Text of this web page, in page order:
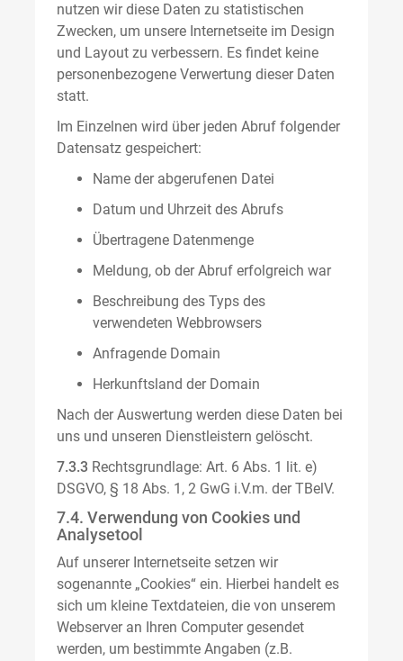
nutzen wir diese Daten zu statistischen
Zwecken, um unsere Internetseite im Design
und Layout zu verbessern. Es findet keine
personenbezogene Verwertung dieser Daten
statt.
Im Einzelnen wird über jeden Abruf folgender
Datensatz gespeichert:
Name der abgerufenen Datei
Datum und Uhrzeit des Abrufs
Übertragene Datenmenge
Meldung, ob der Abruf erfolgreich war
Beschreibung des Typs des
verwendeten Webbrowsers
Anfragende Domain
Herkunftsland der Domain
Nach der Auswertung werden diese Daten bei
uns und unseren Dienstleistern gelöscht.
7.3.3 Rechtsgrundlage: Art. 6 Abs. 1 lit. e)
DSGVO, § 18 Abs. 1, 2 GwG i.V.m. der TBelV.
7.4. Verwendung von Cookies und
Analysetool
Auf unserer Internetseite setzen wir
sogenannte „Cookies“ ein. Hierbei handelt es
sich um kleine Textdateien, die von unserem
Webserver an Ihren Computer gesendet
werden, um bestimmte Angaben (z.B.